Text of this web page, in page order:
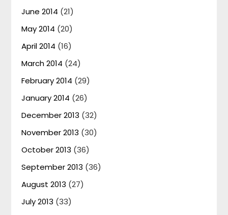
June 2014 (21)
May 2014 (20)
April 2014 (16)
March 2014 (24)
February 2014 (29)
January 2014 (26)
December 2013 (32)
November 2013 (30)
October 2013 (36)
September 2013 (36)
August 2013 (27)
July 2013 (33)